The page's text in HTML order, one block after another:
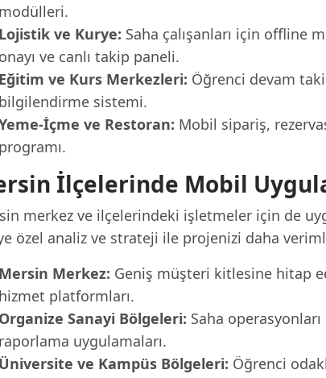
modülleri.
Lojistik ve Kurye: Saha çalışanları için offline
onayı ve canlı takip paneli.
Eğitim ve Kurs Merkezleri: Öğrenci devam
bilgilendirme sistemi.
İçme ve Restoran: Mobil sipariş,
programı.
İlçelerinde Mobil
merkez ve ilçelerindeki işletmeler için de
özel analiz ve strateji ile projenizi daha
Mersin Merkez: Geniş müşteri kitlesine hitap
hizmet platformları.
Organize Sanayi Bölgeleri: Saha
raporlama uygulamaları.
Üniversite ve Kampüs Bölgeleri: Öğrenci